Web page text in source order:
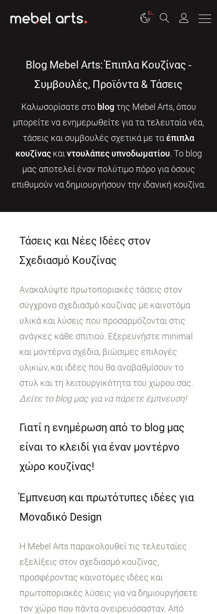
EL
Blog Mebel Arts: Έπιπλα Κουζίνας -
Συμβουλές, Προϊόντα & Τάσεις
Καλωσορίσατε στο blogτης Mebel Arts, όπου
μπορείτε να ενημερωθείτε για τα τελευταία νέα,
τάσεις και συμβουλές σχετικά με τα έπιπλα
κουζίναςκαι ντουλάπες υπνοδωματίου. Το blog
μας αποτελεί έναν πολύτιμο πόρο για όσους
επιθυμούν να δημιουργήσουν την ιδανική κουζίνα.
Τάσεις και Νέες Ιδέες στον
Σχεδιασμό Κουζίνας
Ανακαλύψτε πρωτοποριακές τάσεις στον
σύγχρονο σχεδιασμό κουζίνας με καινοτόμα
υλικά και λύσεις που προσαρμόζονται στις
ανάγκες κάθε σπιτιού. Εξερευνήστε minimal
και μοντέρνα σχέδια, βιώσιμες επιλογές
υλικών, και ιδέες που θα αναβαθμίσουν το
στυλ και τη λειτουργικότητα του χώρου σας.
Δείτε το blog μας για να πάρετε έμπνευση!
Γιατί η ενημέρωση από το blog μας
είναι το κλειδί για έναν μοντέρνο
χώρο κουζίνας!
Έμπνευση και πρωτότυπες ιδέες για
Μοναδικό Design
Η Mebel Arts παρακολουθεί τις τελευταίες
εξελίξεις στον σχεδιασμό κουζίνας,
προσφέροντας καινοτόμες ιδέες και
πρωτοποριακές λύσεις για να δημιουργήσετε
τον χώρο που πάντα ονειρευόσασταν. Από